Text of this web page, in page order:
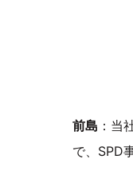
前島 ：当
で、SPD